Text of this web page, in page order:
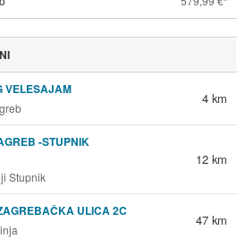
VELESAJAM
4 km
-STUPNIK
Stupnik
12 km
ULICA 2C
47 km